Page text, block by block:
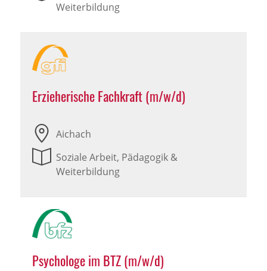
Weiterbildung
Erzieherische Fachkraft (m/w/d)
Aichach
Soziale Arbeit, Pädagogik &
Weiterbildung
Psychologe im BTZ (m/w/d)